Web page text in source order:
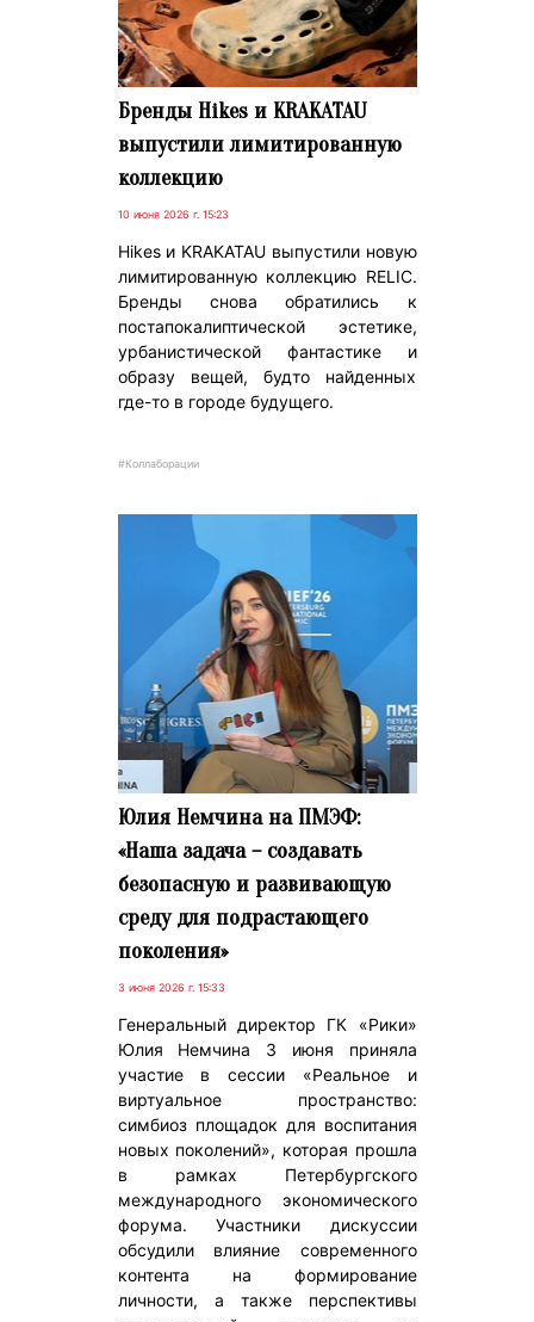
Бренды Hikes и KRAKATAU
выпустили лимитированную
коллекцию
10 июня 2026 г. 15:23
Hikes и KRAKATAU выпустили новую
лимитированную коллекцию RELIC.
Бренды снова обратились к
постапокалиптической эстетике,
урбанистической фантастике и
образу вещей, будто найденных
где-то в городе будущего.
#Коллаборации
Юлия Немчина на ПМЭФ:
«Наша задача – создавать
безопасную и развивающую
среду для подрастающего
поколения»
3 июня 2026 г. 15:33
Генеральный директор ГК «Рики»
Юлия Немчина 3 июня приняла
участие в сессии «Реальное и
виртуальное пространство:
симбиоз площадок для воспитания
новых поколений», которая прошла
в рамках Петербургского
международного экономического
форума. Участники дискуссии
обсудили влияние современного
контента на формирование
личности, а также перспективы